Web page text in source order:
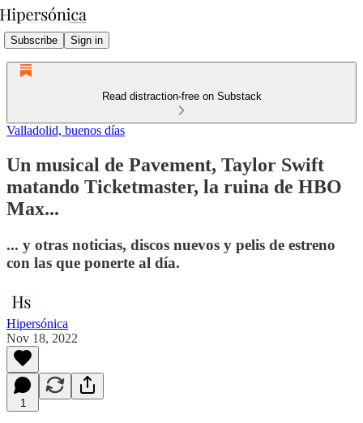
Subscribe Sign in
Read distraction-free on Substack
Valladolid, buenos días
Un musical de Pavement, Taylor Swift
matando Ticketmaster, la ruina de HBO
Max...
... y otras noticias, discos nuevos y pelis de estreno
con las que ponerte al día.
Hipersónica
Nov 18, 2022
1